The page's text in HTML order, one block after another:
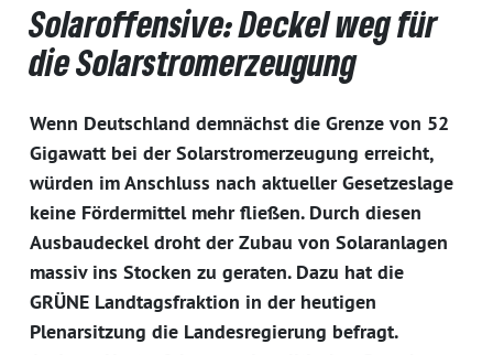
Solaroffensive: Deckel weg für
die Solarstromerzeugung
Wenn Deutschland demnächst die Grenze von 52
Gigawatt bei der Solarstromerzeugung erreicht,
würden im Anschluss nach aktueller Gesetzeslage
keine Fördermittel mehr fließen. Durch diesen
Ausbaudeckel droht der Zubau von Solaranlagen
massiv ins Stocken zu geraten. Dazu hat die
GRÜNE Landtagsfraktion in der heutigen
Plenarsitzung die Landesregierung befragt.